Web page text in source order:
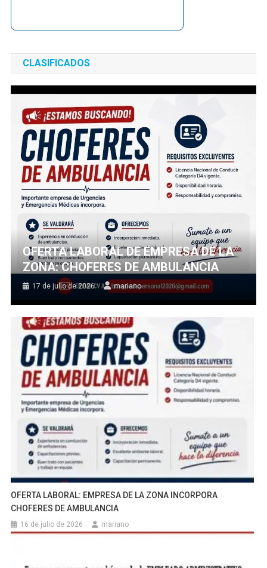
CLASIFICADOS
OFERTA LABORAL DE EMPRESA DE LA
ZONA: CHOFERES DE AMBULANCIA
17 de julio de 2026 mariano
OFERTA LABORAL: EMPRESA DE LA ZONA INCORPORA
CHOFERES DE AMBULANCIA
16 de julio de 2026 mariano